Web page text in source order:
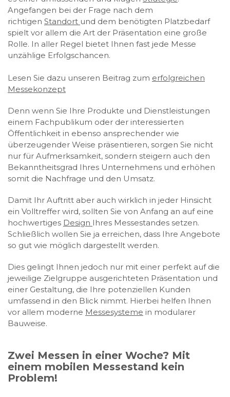
Angefangen bei der Frage nach dem
richtigen Standort und dem benötigten Platzbedarf
spielt vor allem die Art der Präsentation eine große
Rolle. In aller Regel bietet Ihnen fast jede Messe
unzählige Erfolgschancen.
Lesen Sie dazu unseren Beitrag zum erfolgreichen
Messekonzept
Denn wenn Sie Ihre Produkte und Dienstleistungen
einem Fachpublikum oder der interessierten
Öffentlichkeit in ebenso ansprechender wie
überzeugender Weise präsentieren, sorgen Sie nicht
nur für Aufmerksamkeit, sondern steigern auch den
Bekanntheitsgrad Ihres Unternehmens und erhöhen
somit die Nachfrage und den Umsatz.
Damit Ihr Auftritt aber auch wirklich in jeder Hinsicht
ein Volltreffer wird, sollten Sie von Anfang an auf eine
hochwertiges Design Ihres Messestandes setzen.
Schließlich wollen Sie ja erreichen, dass Ihre Angebote
so gut wie möglich dargestellt werden.
Dies gelingt Ihnen jedoch nur mit einer perfekt auf die
jeweilige Zielgruppe ausgerichteten Präsentation und
einer Gestaltung, die Ihre potenziellen Kunden
umfassend in den Blick nimmt. Hierbei helfen Ihnen
vor allem moderne Messesysteme in modularer
Bauweise.
Zwei Messen in einer Woche? Mit
einem mobilen Messestand kein
Problem!